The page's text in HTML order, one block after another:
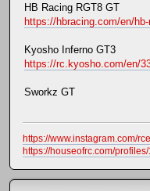
HB Racing RGT8 GT
https://hbracing.com/en/
Kyosho Inferno GT3
https://rc.kyosho.com/en/
Sworkz GT
https://www.instagram.com/
https://houseofrc.com/